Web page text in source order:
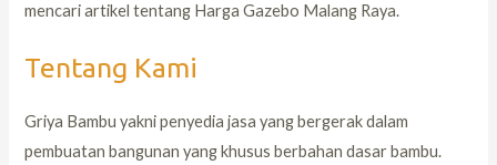
mencari artikel tentang Harga Gazebo Malang Raya.
Tentang Kami
Griya Bambu yakni penyedia jasa yang bergerak dalam
pembuatan bangunan yang khusus berbahan dasar bambu.